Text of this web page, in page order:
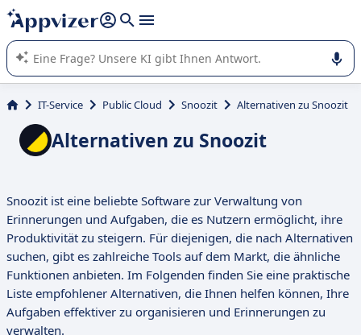
beantworten (mehrere Zeilen mit
Die KI von Appvizer führt Sie bei der Nutzung oder Auswahl
von SaaS-Software in Unternehmen.
IT-Service Public Cloud Snoozit Alternativen zu Snoozit
Alternativen zu Snoozit
Snoozit ist eine beliebte Software zur Verwaltung von
Erinnerungen und Aufgaben, die es Nutzern ermöglicht, ihre
Produktivität zu steigern. Für diejenigen, die nach Alternativen
suchen, gibt es zahlreiche Tools auf dem Markt, die ähnliche
Funktionen anbieten. Im Folgenden finden Sie eine praktische
Liste empfohlener Alternativen, die Ihnen helfen können, Ihre
Aufgaben effektiver zu organisieren und Erinnerungen zu
verwalten.